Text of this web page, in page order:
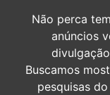
Não perca
anúncios
Buscamos
pesquisas